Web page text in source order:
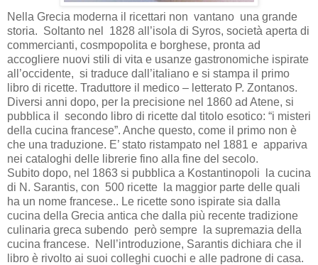
Nella Grecia moderna il ricettari non vantano una grande
storia. Soltanto nel 1828 all’isola di Syros, società aperta di
commercianti, cosmpopolita e borghese, pronta ad
accogliere nuovi stili di vita e usanze gastronomiche ispirate
all’occidente, si traduce dall’italiano e si stampa il primo
libro di ricette. Traduttore il medico – letterato P. Zontanos.
Diversi anni dopo, per la precisione nel 1860 ad Atene, si
pubblica il secondo libro di ricette dal titolo esotico: “i misteri
della cucina francese”. Anche questo, come il primo non è
che una traduzione. E’ stato ristampato nel 1881 e appariva
nei cataloghi delle librerie fino alla fine del secolo.
Subito dopo, nel 1863 si pubblica a Kostantinopoli la cucina
di N. Sarantis, con 500 ricette la maggior parte delle quali
ha un nome francese.. Le ricette sono ispirate sia dalla
cucina della Grecia antica che dalla più recente tradizione
culinaria greca subendo però sempre la supremazia della
cucina francese. Nell’introduzione, Sarantis dichiara che il
libro è rivolto ai suoi colleghi cuochi e alle padrone di casa.